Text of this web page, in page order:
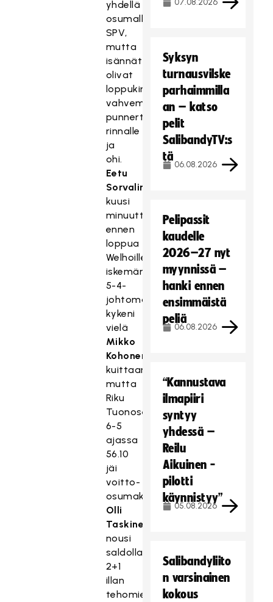
yhdellä
osumalla
SPV,
mutta
isännät
olivat
loppukirissä
vahvempia
punnertaen
rinnalle
ja
ohi.
Eetu
Sorvalin
kuusi
minuuttia
ennen
loppua
Welhoille
iskemän
5-4-
johtomaalin
kykeni
vielä
Mikko
Kohonen
kuittaamaan,
mutta
Riku
Tuonosen
6-5
ajassa
56.10
jäi
voitto-
osumaksi.
Olli
Taskinen
nousi
saldollaan
2+1
illan
tehomieheksi,
07.08.2026
Syksyn
turnausvilske
parhaimmilla
an – katso
pelit
SalibandyTV:s
tä
06.08.2026
Pelipassit
kaudelle
2026–27 nyt
myynnissä –
hanki ennen
ensimmäistä
peliä
06.08.2026
“Kannustava
ilmapiiri
syntyy
yhdessä –
Reilu
Aikuinen -
pilotti
käynnistyy”
05.08.2026
Salibandyliito
n varsinainen
kokous